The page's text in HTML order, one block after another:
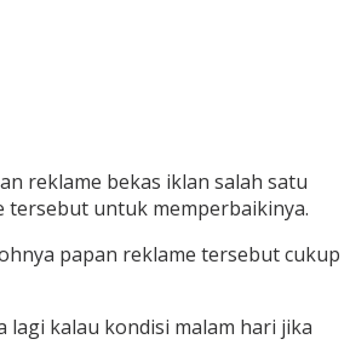
reklame bekas iklan salah satu
tersebut untuk memperbaikinya.
papan reklame tersebut cukup
kalau kondisi malam hari jika